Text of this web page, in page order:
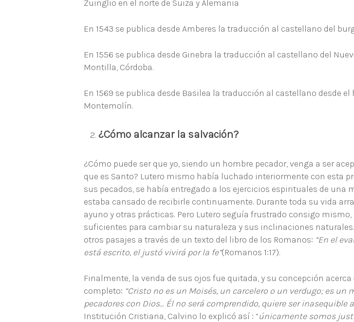
Zuinglio en el norte de Suiza y Alemania
En 1543 se publica desde Amberes la traducción al castellano del
En 1556 se publica desde Ginebra la traducción al castellano del
Montilla, Córdoba.
En 1569 se publica desde Basilea la traducción al castellano desde
Montemolín.
¿Cómo alcanzar la salvación?
¿Cómo puede ser que yo, siendo un hombre pecador, venga a ser
que es Santo? Lutero mismo había luchado interiormente con esta
sus pecados, se había entregado a los ejercicios espirituales de una
estaba cansado de recibirle continuamente. Durante toda su vida
ayuno y otras prácticas. Pero Lutero seguía frustrado consigo
suficientes para cambiar su naturaleza y sus inclinaciones
otros pasajes a través de un texto del libro de los Romanos: “En el
está escrito, el justó vivirá por la fe”(Romanos 1:17).
Finalmente, la venda de sus ojos fue quitada, y su concepción
completo: “Cristo no es un Moisés, un carcelero o un verdugo; es
pecadores con Dios… Él no será comprendido, quiere ser inasequible
Institución Cristiana, Calvino lo explicó así : “únicamente somos